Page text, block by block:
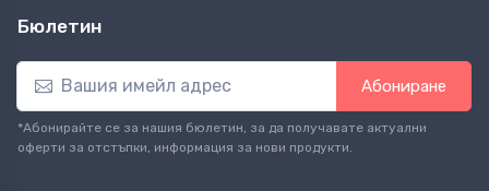
Бюлетин
Абониране
*Абонирайте се за нашия бюлетин, за да получавате актуални
оферти за отстъпки, информация за нови продукти.